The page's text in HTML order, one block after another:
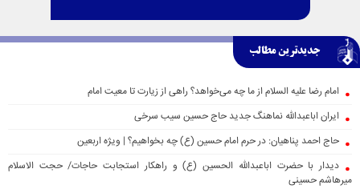
جدیدترین مطالب
امام رضا علیه السلام از ما چه می‌خواهد؟ راهی از زیارت تا معیت امام
ایران اباعبدالله نماهنگ جدید حاج حسین سیب سرخی
حاج احمد پناهیان: در حرم امام حسین (ع) چه بخواهیم؟ | ویژه اربعین
دیدار با حضرت اباعبدالله الحسین (ع) و راهکار استجابت حاجات/ حجت الاسلام
میرهاشم حسینی